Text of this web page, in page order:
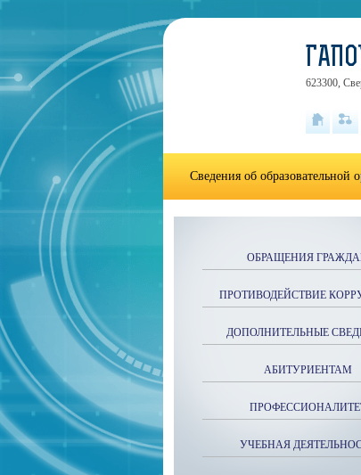
ОБРАЩЕНИЯ
ПРОТИВОДЕЙСТВИЕ
ДОПОЛНИТЕЛЬНЫЕ
АБИТУРИЕНТАМ
УЧЕБНАЯ
623300,
Сведения об образовательной